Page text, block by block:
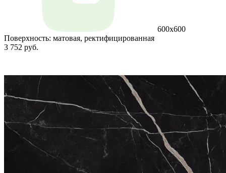
600x600
Поверхность: матовая, ректифицированная
3 752 руб.